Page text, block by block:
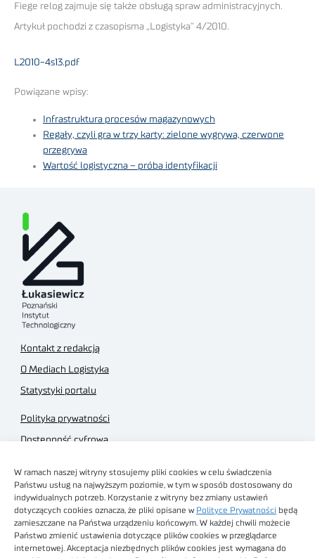
W ramach naszej witryny stosujemy pliki cookies w celu świadczenia
Państwu usług na najwyższym poziomie, w tym w sposób dostosowany do
indywidualnych potrzeb. Korzystanie z witryny bez zmiany ustawień
dotyczących cookies oznacza, że pliki opisane w Polityce Prywatności będą
zamieszczane na Państwa urządzeniu końcowym. W każdej chwili możecie
Państwo zmienić ustawienia dotyczące plików cookies w przeglądarce
internetowej. Akceptacja niezbędnych plików cookies jest wymagana do
Fiege relog zajmuje się także obsługą spraw administracyjnych.
Artykuł pochodzi z czasopisma „Logistyka” 4/2010.
L2010-4s13.pdf
Powiązane wpisy:
Infrastruktura procesów magazynowych
Regały, czyli gra w trzy karty: zielone wygrywa, czerwone
przegrywa
Wartość logistyczna – próba identyfikacji
Kontakt z redakcją
O Mediach Logistyka
Statystyki portalu
Polityka prywatności
Dostępność cyfrowa
Regulamin sklepu